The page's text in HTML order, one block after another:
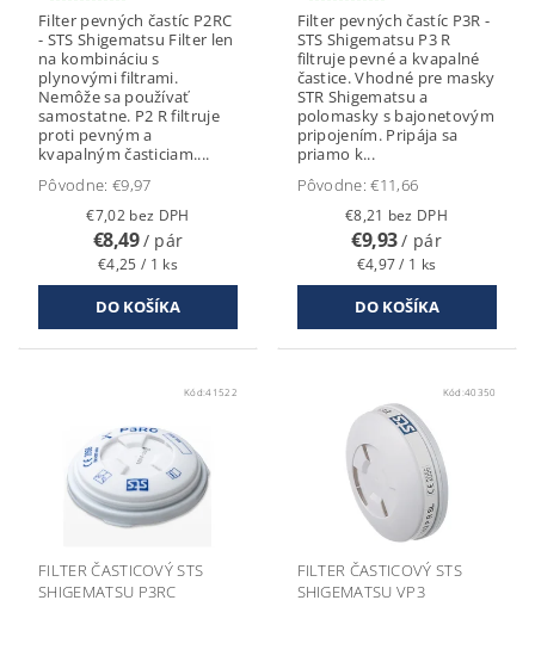
Filter pevných častíc P2RC
- STS Shigematsu Filter len
na kombináciu s
plynovými filtrami.
Nemôže sa používať
samostatne. P2 R filtruje
proti pevným a
kvapalným časticiam....
Pôvodne: €9,97
€7,02 bez DPH
€8,49/ pár
€4,25 / 1 ks
Filter pevných častíc P3R -
STS Shigematsu P3 R
filtruje pevné a kvapalné
častice. Vhodné pre masky
STR Shigematsu a
polomasky s bajonetovým
pripojením. Pripája sa
priamo k...
Pôvodne:€11,66
€8,21 bez DPH
€9,93/ pár
€4,97 / 1 ks
Kód:41522
FILTER ČASTICOVÝ STS
SHIGEMATSU P3RC
Kód: 40350
FILTER ČASTICOVÝ STS
SHIGEMATSU VP3